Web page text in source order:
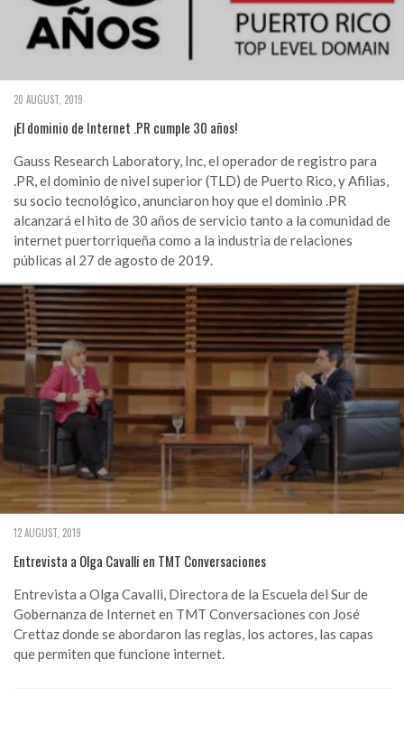
20 AUGUST, 2019
¡El dominio de Internet .PR cumple 30 años!
Gauss Research Laboratory, Inc, el operador de registro para
.PR, el dominio de nivel superior (TLD) de Puerto Rico, y Afilias,
su socio tecnológico, anunciaron hoy que el dominio .PR
alcanzará el hito de 30 años de servicio tanto a la comunidad de
internet puertorriqueña como a la industria de relaciones
públicas al 27 de agosto de 2019.
12 AUGUST, 2019
Entrevista a Olga Cavalli en TMT Conversaciones
Entrevista a Olga Cavalli, Directora de la Escuela del Sur de
Gobernanza de Internet en TMT Conversaciones con José
Crettaz donde se abordaron las reglas, los actores, las capas
que permiten que funcione internet.